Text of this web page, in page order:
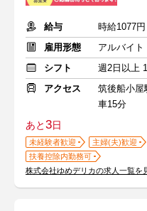
給与
時給1077
雇用形態
アルバイト
シフト
週2日以上
アクセス
筑後船小屋
車15分
あと3日
未経験者歓迎 主婦(夫)歓迎
扶養控除内勤務可
株式会社ゆめデリカの求人一覧を